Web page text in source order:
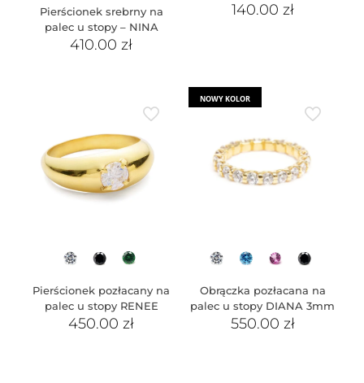
Pierścionek srebrny na
palec u stopy – NINA
410.00zł
140.00 zł
Pierścionek pozłacany na
palec u stopy RENEE
450.00zł
NOWY KOLOR
Obrączka pozłacana na
palec u stopy DIANA 3mm
550.00 zł